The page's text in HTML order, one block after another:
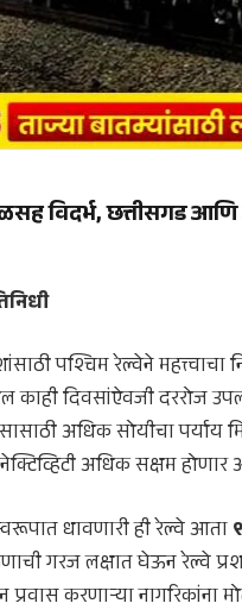
विदर्भ, छत्तीसगड आणि
पश्चिम रेल्वेने
दिवसांऐवजी दररोज
अधिक सोयीचा
अधिक सक्षम होणार
धावणारी ही रेल्वे आता
गरज लक्षात घेऊन रेल्वे
करणाऱ्या नागरिकांना